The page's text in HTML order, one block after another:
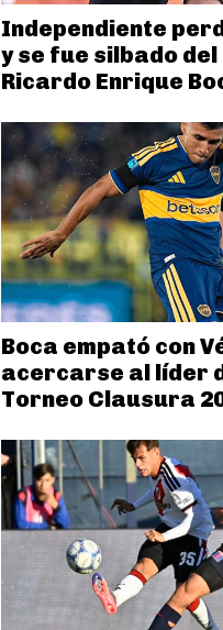
Independiente
y se fue silbado
Ricardo Enrique
Boca empató con
acercarse al líder
Torneo Clausura